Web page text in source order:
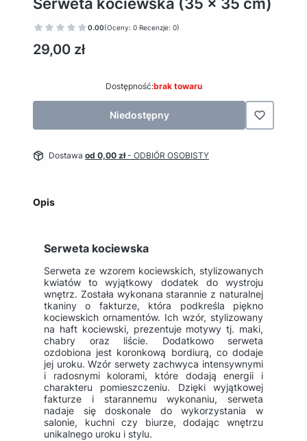
0.00(Oceny: 0 Recenzje: 0)
Cena
29,00 zł
Dostępność:brak towaru
Niedostępny
Dostawa od 0,00 zł- ODBIÓR OSOBISTY
Opis
Serweta kociewska
Serweta ze wzorem kociewskich, stylizowanych
kwiatów to wyjątkowy dodatek do wystroju
wnętrz. Została wykonana starannie z naturalnej
tkaniny o fakturze, która podkreśla piękno
kociewskich ornamentów. Ich wzór, stylizowany
na haft kociewski, prezentuje motywy tj. maki,
chabry oraz liście. Dodatkowo serweta
ozdobiona jest koronkową bordiurą, co dodaje
jej uroku. Wzór serwety zachwyca intensywnymi
i radosnymi kolorami, które dodają energii i
charakteru pomieszczeniu. Dzięki wyjątkowej
fakturze i starannemu wykonaniu, serweta
nadaje się doskonale do wykorzystania w
salonie, kuchni czy biurze, dodając wnętrzu
unikalnego uroku i stylu.